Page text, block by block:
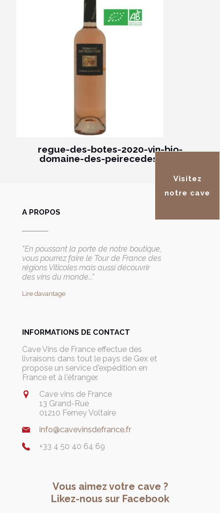
regue-des-botes-2020-vin-bio-
domaine-des-peirecedes rosé
Visitez
notre cave
A PROPOS
"En poussant la porte de notre boutique,
vous pourrez faire le Tour de France des
régions Viticoles mais aussi découvrir
des vins du monde..."
Lire davantage
INFORMATIONS DE CONTACT
Cave Vins de France effectue des
livraisons dans tout le pays de Gex et
propose un service d'expédition en
France et à l'étranger.
Cave vins de France
13 Grand-Rue
01210 Ferney Voltaire
info@cavevinsdefrance.fr
+33 4 50 40 64 69
Vous aimez votre cave ?
Likez-nous sur Facebook